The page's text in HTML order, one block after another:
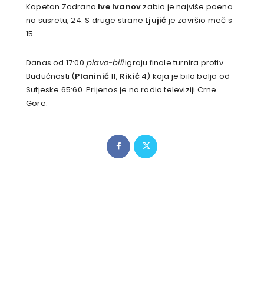
Kapetan Zadrana Ive Ivanov zabio je najviše poena
na susretu, 24. S druge strane Ljujić je završio meč s
15.
Danas od 17:00 plavo-biliigraju finale turnira protiv
Budućnosti (Planinić11, Rikić 4) koja je bila bolja od
Sutjeske 65:60. Prijenos je na radio televiziji Crne
Gore.